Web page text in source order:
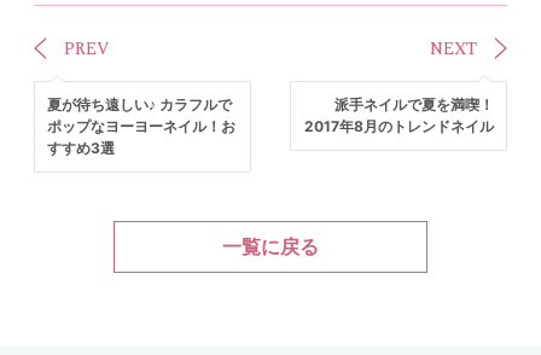
PREV
夏が待ち遠しい♪ カラフルで
ポップなヨーヨーネイル！お
すすめ3選
NEXT
派手ネイルで夏を満喫！
2017年8月のトレンドネイル
一覧に戻る